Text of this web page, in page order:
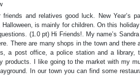
and relatives good luck. New Year’s
Halloween, is mainly for children. On this
(1.0 pt) Hi Friends!. My name’s
There are many shops in the town and
a post office, a police station and a
products. I like going to the market with my
In our town you can find some